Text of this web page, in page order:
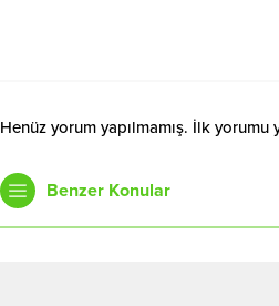
Henüz yorum yapılmamış. İlk yorumu
Benzer Konular